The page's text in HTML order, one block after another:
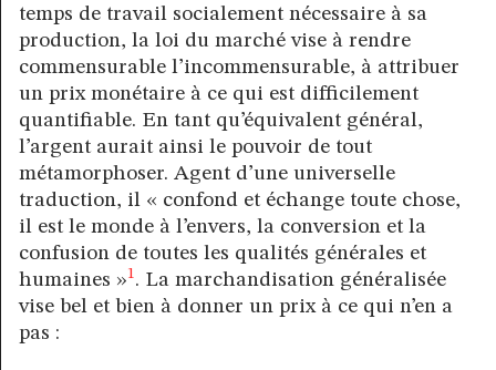
temps de travail socialement nécessaire à sa
production, la loi du marché vise à rendre
commensurable l’incommensurable, à attribuer
un prix monétaire à ce qui est difficilement
quantifiable. En tant qu’équivalent général,
l’argent aurait ainsi le pouvoir de tout
métamorphoser. Agent d’une universelle
traduction, il « confond et échange toute chose,
il est le monde à l’envers, la conversion et la
confusion de toutes les qualités générales et
humaines »1 . La marchandisation généralisée
vise bel et bien à donner un prix à ce qui n’en a
pas :